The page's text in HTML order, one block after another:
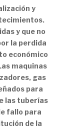
y
y que no
la perdida
económico
maquinas
gas
para
las tuberías
fallo para
de la